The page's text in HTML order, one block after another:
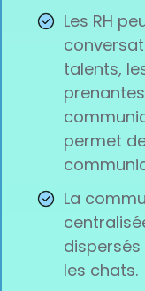
Les RH
talents,
permet
La
les chats.